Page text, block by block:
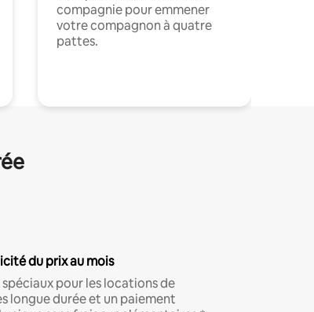
compagnie pour emmener
votre compagnon à quatre
pattes.
du prix au mois
spéciaux pour les locations de
longue durée et un paiement